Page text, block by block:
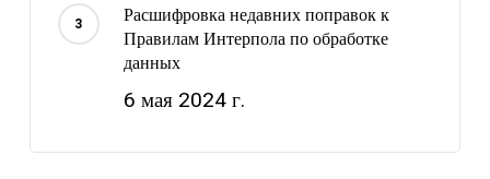
Расшифровка недавних поправок к
Правилам Интерпола по обработке
данных
6 мая 2024 г.